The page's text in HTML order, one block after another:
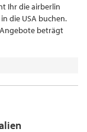
Ihr die airberlin
die USA buchen.
beträgt